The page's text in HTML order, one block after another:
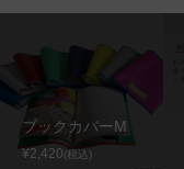
ブックカバーM
¥2,420(税込)